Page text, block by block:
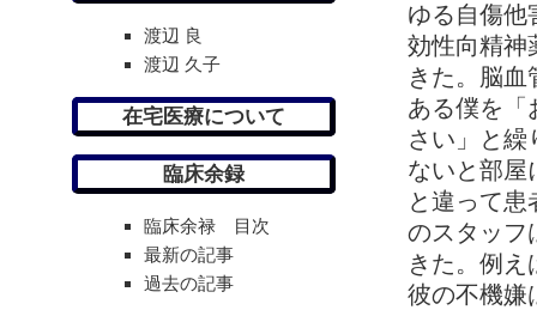
渡辺 良
渡辺 久子
在宅医療について
臨床余録
臨床余禄 目次
最新の記事
過去の記事
ゆる自傷他
効性向精神
きた。脳
ある僕を「
さい」と繰
ないと部屋
と違って
のスタッフ
きた。例
彼の不機嫌